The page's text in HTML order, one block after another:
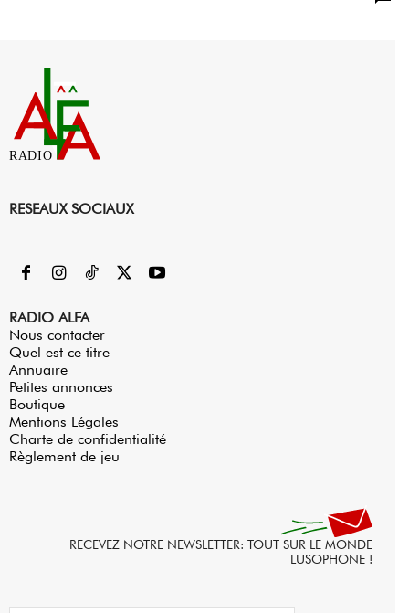
RADIO
RESEAUX SOCIAUX
RADIO ALFA
Nous contacter
Quel est ce titre
Annuaire
Petites annonces
Boutique
Mentions Légales
Charte de confidentialité
Règlement de jeu
RECEVEZ NOTRE NEWSLETTER: TOUT SUR LE MONDE
LUSOPHONE !